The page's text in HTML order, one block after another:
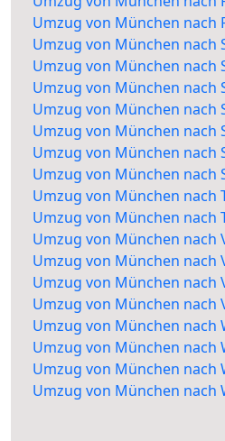
Umzug von München nach
Umzug von München nach
Umzug von München nach
Umzug von München nach
Umzug von München nach
Umzug von München nach
Umzug von München nach
Umzug von München nach
Umzug von München nach
Umzug von München nach
Umzug von München nach
Umzug von München nach
Umzug von München nach
Umzug von München nach
Umzug von München nach
Umzug von München nach
Umzug von München nach
Umzug von München nach